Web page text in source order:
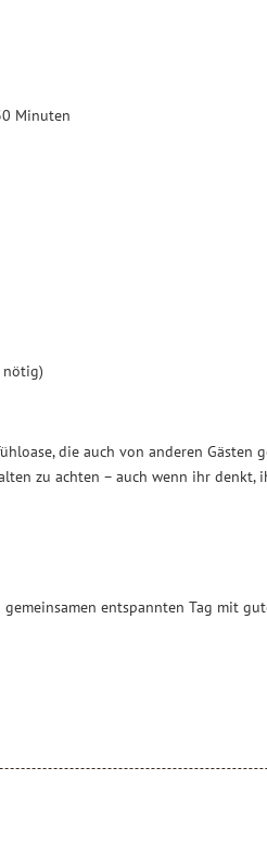
Minuten
nötig)
die auch von anderen
zu achten – auch wenn ihr denkt,
entspannten Tag mit